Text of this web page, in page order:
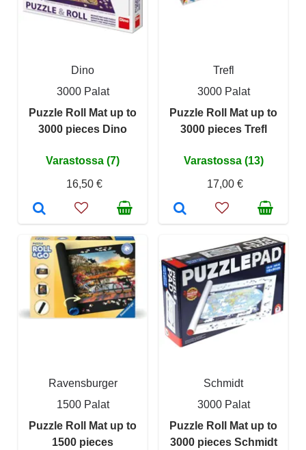
Dino
3000 Palat
Puzzle Roll Mat up to
3000 pieces Dino
Varastossa (7)
16,50 €
Trefl
3000 Palat
Puzzle Roll Mat up to
3000 pieces Trefl
Varastossa (13)
17,00 €
Ravensburger
1500 Palat
Puzzle Roll Mat up to
1500 pieces
Schmidt
3000 Palat
Puzzle Roll Mat up to
3000 pieces Schmidt